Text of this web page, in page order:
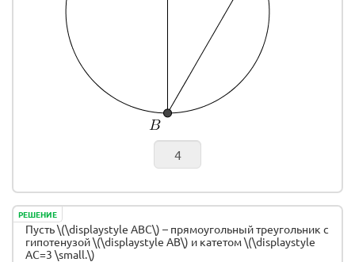
РЕШЕНИЕ
Пусть \(\displaystyle ABC\) – прямоугольный треугольник с
гипотенузой \(\displaystyle AB\) и катетом \(\displaystyle
AC=3 \small.\)